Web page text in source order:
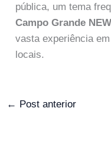
pública, um tema
Campo Grande
vasta experiência
locais.
← Post anterior